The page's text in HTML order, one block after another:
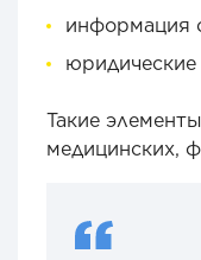
информация
Такие
медицинских,